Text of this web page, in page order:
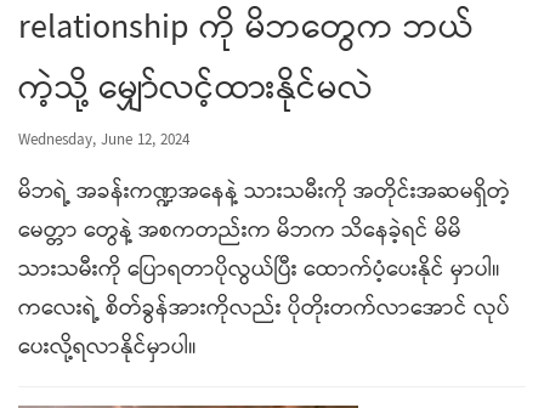
relationship ကို မိဘတွေက ဘယ်
ကဲ့သို့ မျှော်လင့်ထားနိုင်မလဲ
Wednesday, June 12, 2024
မိဘရဲ့ အခန်းကဏ္ဍအနေနဲ့ သားသမီးကို အတိုင်းအဆမရှိတဲ့
မေတ္တာ တွေနဲ့ အစကတည်းက မိဘက သိနေခဲ့ရင် မိမိ
သားသမီးကို ပြောရတာပိုလွယ်ပြီး ထောက်ပံ့ပေးနိုင် မှာပါ။
ကလေးရဲ့ စိတ်ခွန်အားကိုလည်း ပိုတိုးတက်လာအောင် လုပ်
ပေးလို့ရလာနိုင်မှာပါ။